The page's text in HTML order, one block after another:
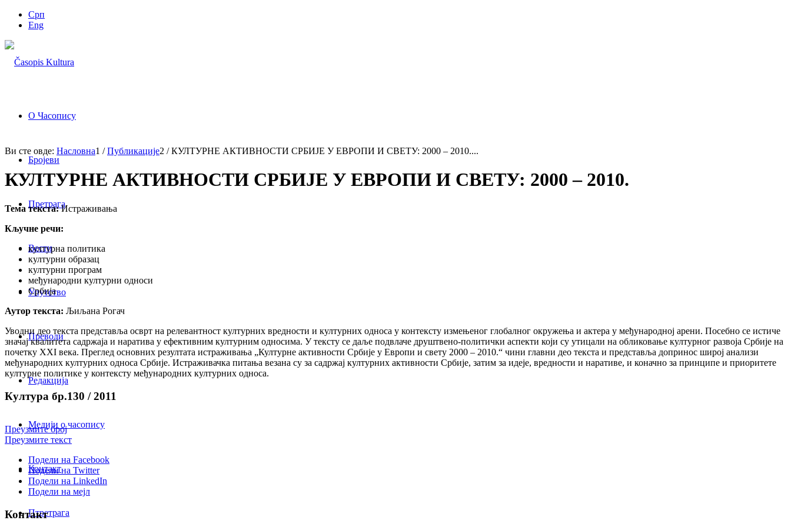
Срп
Eng
О Часопису
Бројеви
Претрага
Вести
Упутство
Преводи
Редакција
Медији о часопису
Контакт
Птретрага
Ви сте овде: Насловна1 / Публикације2 / КУЛТУРНЕ АКТИВНОСТИ СРБИЈЕ У ЕВРОПИ И СВЕТУ: 2000 – 2010....
КУЛТУРНЕ АКТИВНОСТИ СРБИЈЕ У ЕВРОПИ И СВЕТУ: 2000 – 2010.
Тема текста:Истраживања
Кључне речи:
културна политика
културни образац
културни програм
међународни културни односи
Србија
Аутор текста: Љиљана Рогач
Уводни део текста представља осврт на релевантност културних вредности и културних односа у контексту измењеног глобалног окружења и актера у међународној арени. Посебно се истиче
значај квалитета садржаја и наратива у ефективним културним односима. У тексту се даље подвлаче друштвено-политички аспекти који су утицали на обликовање културног развоја Србије на
почетку XXI века. Преглед основних резултата истраживања „Културне активности Србије у Европи и свету 2000 – 2010.“ чини главни део текста и представља допринос широј анализи
међународних културних односа Србије. Истраживачка питања везана су за садржај културних активности Србије, затим за идеје, вредности и наративе, и коначно за принципе и приоритете
културне политике у контексту међународних културних односа.
Култура бр.130 / 2011
Преузмите број
Преузмите текст
Подели на Facebook
Подели на Twitter
Подели на LinkedIn
Подели на мејл
Контакт